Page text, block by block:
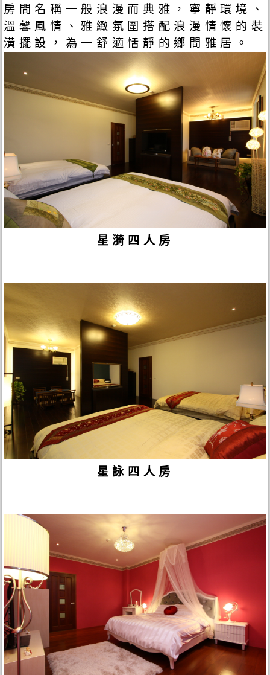
房間名稱一般浪漫而典雅，寧靜環境、
溫馨風情、雅緻氛圍搭配浪漫情懷的裝
潢擺設，為一舒適恬靜的鄉間雅居。
星漪四人房
星詠四人房